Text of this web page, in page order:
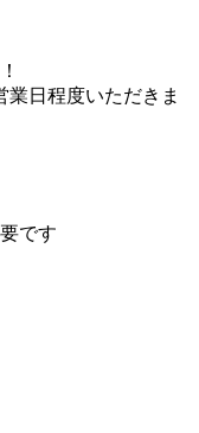
日程度いただきま
です